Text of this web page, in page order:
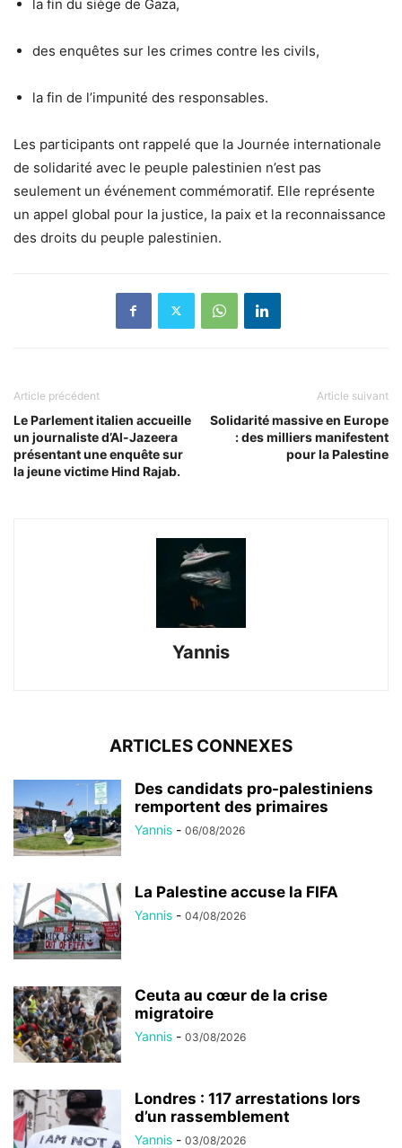
la fin du siège de Gaza,
des enquêtes sur les crimes contre les civils,
la fin de l’impunité des responsables.
Les participants ont rappelé que la Journée internationale
de solidarité avec le peuple palestinien n’est pas
seulement un événement commémoratif. Elle représente
un appel global pour la justice, la paix et la reconnaissance
des droits du peuple palestinien.
Article précédent
Le Parlement italien accueille
un journaliste d’Al-Jazeera
présentant une enquête sur
la jeune victime Hind Rajab.
Article suivant
Solidarité massive en Europe
: des milliers manifestent
pour la Palestine
Yannis
ARTICLES CONNEXES
Des candidats pro-palestiniens
remportent des primaires
Yannis - 06/08/2026
La Palestine accuse la FIFA
Yannis - 04/08/2026
Ceuta au cœur de la crise
migratoire
Yannis - 03/08/2026
Londres : 117 arrestations lors
d’un rassemblement
Yannis - 03/08/2026